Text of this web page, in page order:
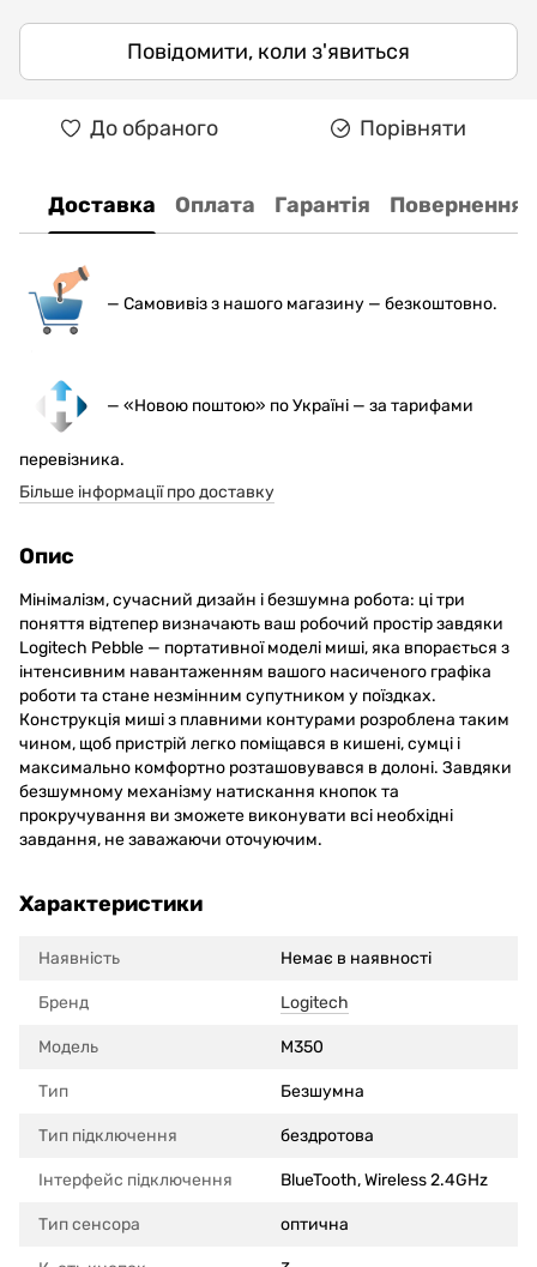
Повідомити, коли з'явиться
До обраного Порівняти
Доставка Оплата Гарантія Повернення
— Самовивіз з нашого магазину — безкоштовно.
— «Новою поштою» по Україні — за тарифами
перевізника.
Більше інформації про доставку
Опис
Мінімалізм, сучасний дизайн і безшумна робота: ці три
поняття відтепер визначають ваш робочий простір завдяки
Logitech Pebble — портативної моделі миші, яка впорається з
інтенсивним навантаженням вашого насиченого графіка
роботи та стане незмінним супутником у поїздках.
Конструкція миші з плавними контурами розроблена таким
чином, щоб пристрій легко поміщався в кишені, сумці і
максимально комфортно розташовувався в долоні. Завдяки
безшумному механізму натискання кнопок та
прокручування ви зможете виконувати всі необхідні
завдання, не заважаючи оточуючим.
Характеристики
Наявність Немає в наявності
Бренд Logitech
Модель M350
Тип Безшумна
Тип підключення бездротова
Інтерфейс підключення BlueTooth, Wireless 2.4GHz
Тип сенсора оптична